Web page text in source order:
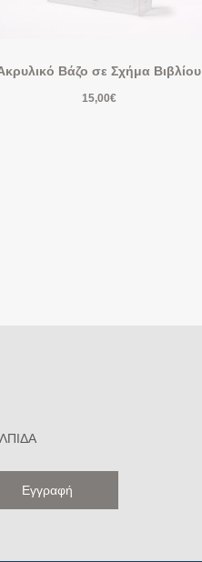
Βάζο σε Σχήμα Βιβλίου
15,00€